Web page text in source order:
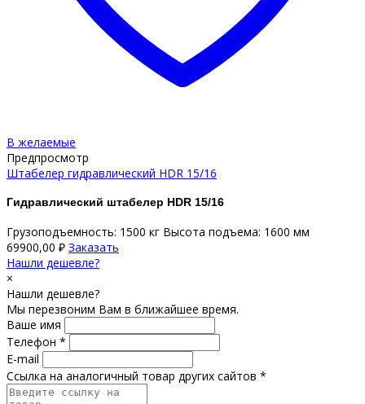
В желаемые
Предпросмотр
Штабелер гидравлический НDR 15/16
Гидравлический штабелер HDR 15/16
Грузоподъемность: 1500 кг Высота подъема: 1600 мм
69900,00 ₽ Заказать
Нашли дешевле?
×
Нашли дешевле?
Мы перезвоним Вам в ближайшее время.
Ваше имя
Телефон *
E-mail
Ссылка на аналогичный товар других сайтов *